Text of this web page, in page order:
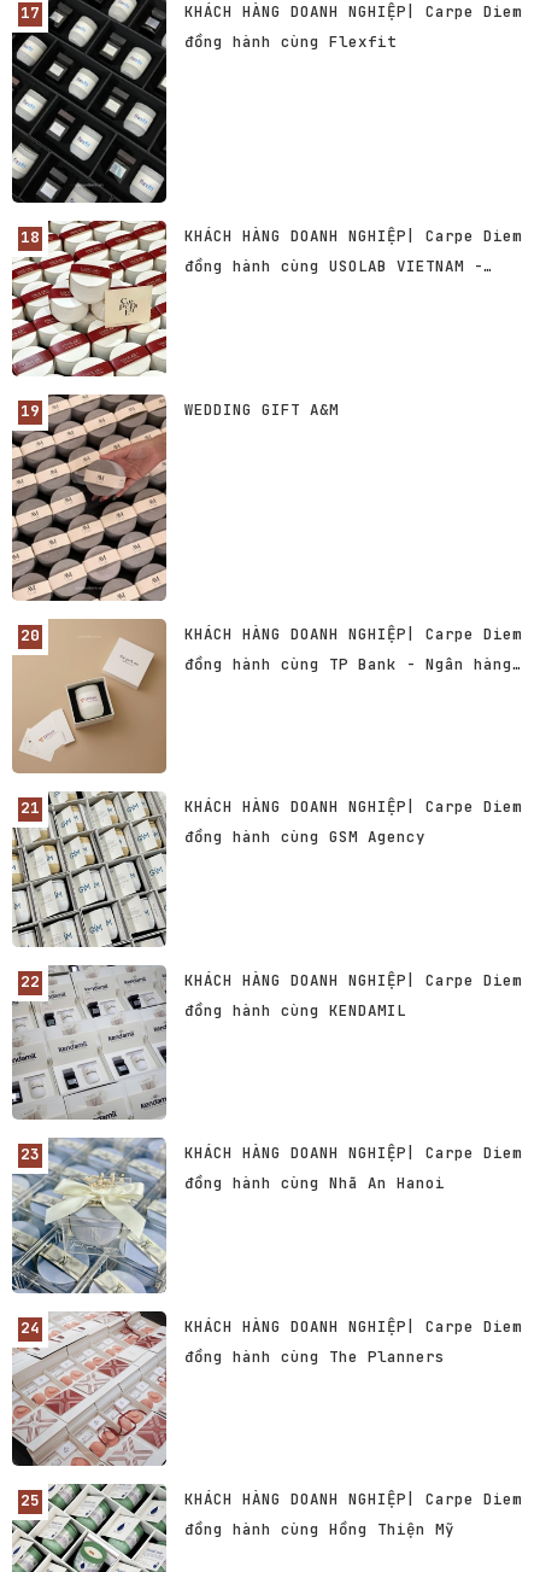
KHÁCH HÀNG DOANH NGHIỆP| Carpe Diem
đồng hành cùng Flexfit
KHÁCH HÀNG DOANH NGHIỆP| Carpe Diem
đồng hành cùng USOLAB VIETNAM -
WEDDING GIFT A&M
KHÁCH HÀNG DOANH NGHIỆP| Carpe Diem
đồng hành cùng TP Bank - Ngân hàng
KHÁCH HÀNG DOANH NGHIỆP| Carpe Diem
đồng hành cùng GSM Agency
KHÁCH HÀNG DOANH NGHIỆP| Carpe Diem
đồng hành cùng KENDAMIL
KHÁCH HÀNG DOANH NGHIỆP| Carpe Diem
đồng hành cùng Nhã An Hanoi
KHÁCH HÀNG DOANH NGHIỆP| Carpe Diem
đồng hành cùng The Planners
KHÁCH HÀNG DOANH NGHIỆP| Carpe Diem
đồng hành cùng Hồng Thiện Mỹ